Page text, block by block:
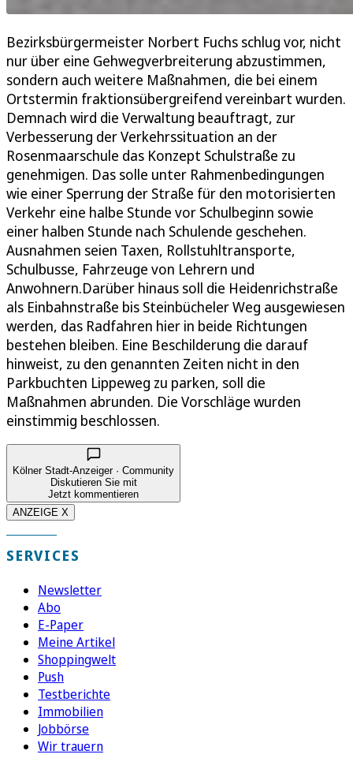
Bezirksbürgermeister Norbert Fuchs schlug vor, nicht
nur über eine Gehwegverbreiterung abzustimmen,
sondern auch weitere Maßnahmen, die bei einem
Ortstermin fraktionsübergreifend vereinbart wurden.
Demnach wird die Verwaltung beauftragt, zur
Verbesserung der Verkehrssituation an der
Rosenmaarschule das Konzept Schulstraße zu
genehmigen. Das solle unter Rahmenbedingungen
wie einer Sperrung der Straße für den motorisierten
Verkehr eine halbe Stunde vor Schulbeginn sowie
einer halben Stunde nach Schulende geschehen.
Ausnahmen seien Taxen, Rollstuhltransporte,
Schulbusse, Fahrzeuge von Lehrern und
Anwohnern.Darüber hinaus soll die Heidenrichstraße
als Einbahnstraße bis Steinbücheler Weg ausgewiesen
werden, das Radfahren hier in beide Richtungen
bestehen bleiben. Eine Beschilderung die darauf
hinweist, zu den genannten Zeiten nicht in den
Parkbuchten Lippeweg zu parken, soll die
Maßnahmen abrunden. Die Vorschläge wurden
einstimmig beschlossen.
Kölner Stadt-Anzeiger · Community
Diskutieren Sie mit
Jetzt kommentieren
ANZEIGE X
SERVICES
Newsletter
Abo
E-Paper
Meine Artikel
Shoppingwelt
Push
Testberichte
Immobilien
Jobbörse
Wir trauern